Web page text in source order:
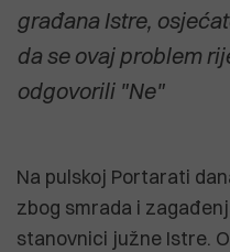
građana Istre,
da se ovaj problem
odgovorili "Ne"
Na pulskoj Portarati
zbog smrada i
stanovnici južne Istre.